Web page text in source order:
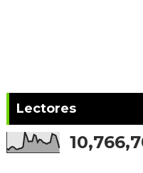
Lectores